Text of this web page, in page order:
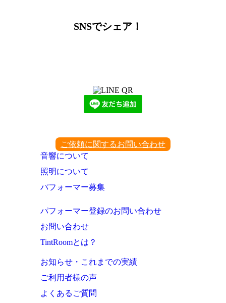
SNSでシェア！
ご依頼に関するお問い合わせ
音響について
照明について
パフォーマー募集
パフォーマー登録のお問い合わせ
お問い合わせ
TintRoomとは？
お知らせ・これまでの実績
ご利用者様の声
よくあるご質問